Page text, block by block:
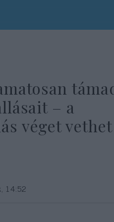
– a
véget vethet
14:52